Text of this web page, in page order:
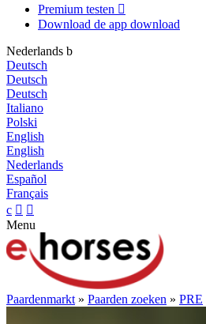
Premium testen 
Download de app download
Nederlands b
Deutsch
Deutsch
Deutsch
Italiano
Polski
English
English
Nederlands
Español
Français
c  
Menu
Paardenmarkt » Paarden zoeken » PRE